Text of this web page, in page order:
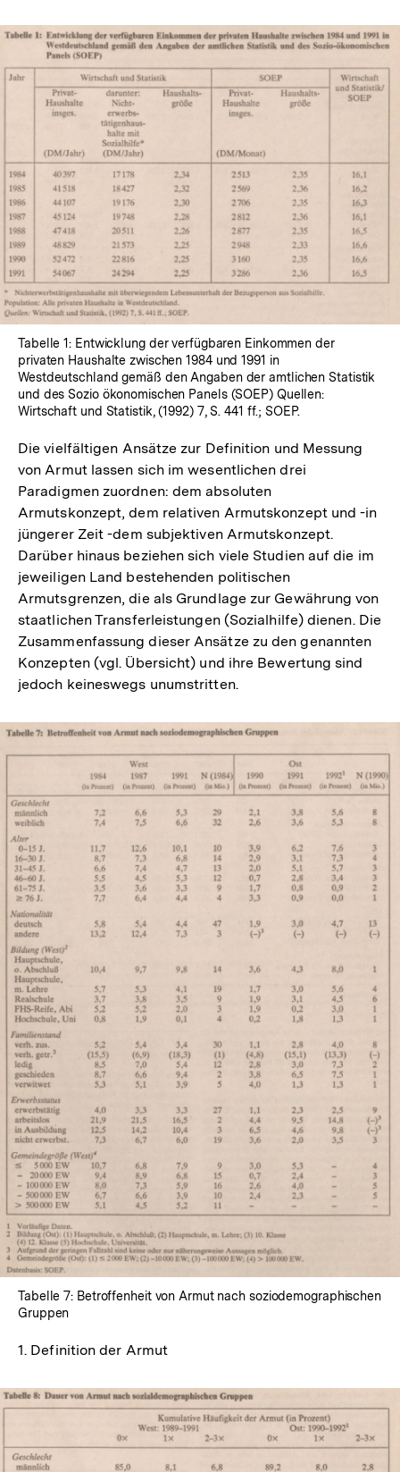
Lightbox
öffnen
Tabelle 1: Entwicklung der verfügbaren Einkommen der
privaten Haushalte zwischen 1984 und 1991 in
Westdeutschland gemäß den Angaben der amtlichen Statistik
und des Sozio ökonomischen Panels (SOEP) Quellen:
Wirtschaft und Statistik, (1992) 7, S. 441 ff.; SOEP.
Die vielfältigen Ansätze zur Definition und Messung
von Armut lassen sich im wesentlichen drei
Paradigmen zuordnen: dem absoluten
Armutskonzept, dem relativen Armutskonzept und -in
jüngerer Zeit -dem subjektiven Armutskonzept.
Darüber hinaus beziehen sich viele Studien auf die im
jeweiligen Land bestehenden politischen
Armutsgrenzen, die als Grundlage zur Gewährung von
staatlichen Transferleistungen (Sozialhilfe) dienen. Die
Zusammenfassung dieser Ansätze zu den genannten
Konzepten (vgl. Übersicht) und ihre Bewertung sind
jedoch keineswegs unumstritten.
Lightbox
öffnen
Tabelle 7: Betroffenheit von Armut nach soziodemographischen
Gruppen
1. Definition der Armut